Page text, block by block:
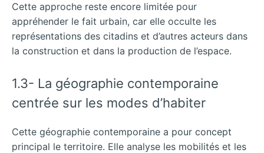
Cette approche reste encore limitée pour
appréhender le fait urbain, car elle occulte les
représentations des citadins et d’autres acteurs dans
la construction et dans la production de l’espace.
1.3- La géographie contemporaine
centrée sur les modes d’habiter
Cette géographie contemporaine a pour concept
principal le territoire. Elle analyse les mobilités et les